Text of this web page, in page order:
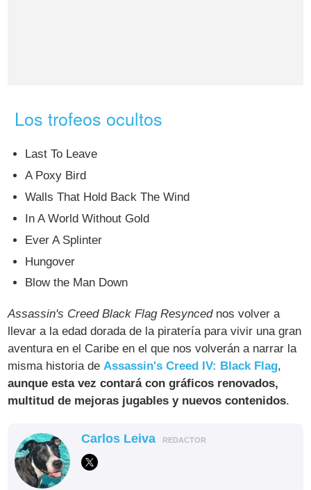
Los trofeos ocultos
Last To Leave
A Poxy Bird
Walls That Hold Back The Wind
In A World Without Gold
Ever A Splinter
Hungover
Blow the Man Down
Assassin's Creed Black Flag Resyncednos volver a
llevar a la edad dorada de la piratería para vivir una gran
aventura en el Caribe en el que nos volverán a narrar la
misma historia deAssassin's Creed IV: Black Flag,
aunque esta vez contará con gráficos renovados,
multitud de mejoras jugables y nuevos contenidos.
Carlos Leiva REDACTOR